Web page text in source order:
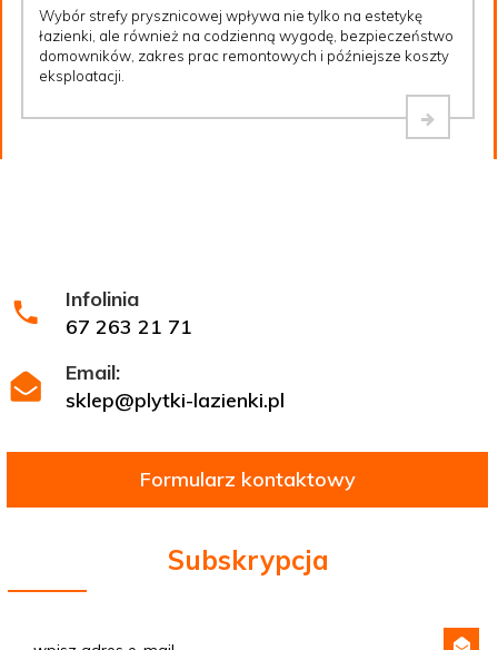
Wybór strefy prysznicowej wpływa nie tylko na estetykę
łazienki, ale również na codzienną wygodę, bezpieczeństwo
domowników, zakres prac remontowych i późniejsze koszty
eksploatacji.
Infolinia
67 263 21 71
Email:
sklep@plytki-lazienki.pl
Formularz kontaktowy
Subskrypcja